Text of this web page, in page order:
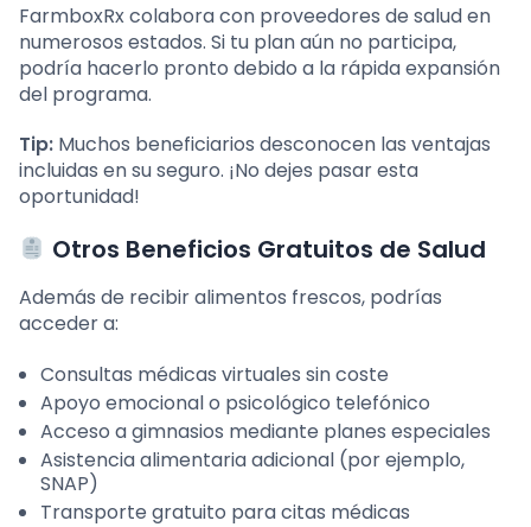
FarmboxRx colabora con proveedores de salud en
numerosos estados. Si tu plan aún no participa,
podría hacerlo pronto debido a la rápida expansión
del programa.
Tip: Muchos beneficiarios desconocen las ventajas
incluidas en su seguro. ¡No dejes pasar esta
oportunidad!
Otros Beneficios Gratuitos de Salud
Además de recibir alimentos frescos, podrías
acceder a:
Consultas médicas virtuales sin coste
Apoyo emocional o psicológico telefónico
Acceso a gimnasios mediante planes especiales
Asistencia alimentaria adicional (por ejemplo,
SNAP)
Transporte gratuito para citas médicas